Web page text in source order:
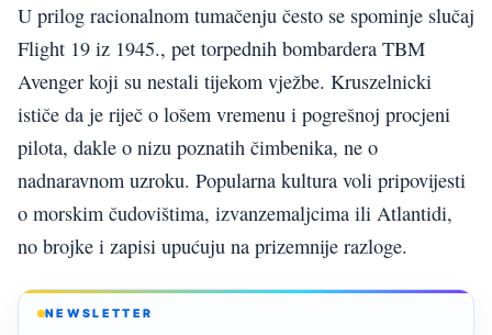
U prilog racionalnom tumačenju često se spominje slučaj
Flight 19 iz 1945., pet torpednih bombardera TBM
Avenger koji su nestali tijekom vježbe. Kruszelnicki
ističe da je riječ o lošem vremenu i pogrešnoj procjeni
pilota, dakle o nizu poznatih čimbenika, ne o
nadnaravnom uzroku. Popularna kultura voli pripovijesti
o morskim čudovištima, izvanzemaljcima ili Atlantidi,
no brojke i zapisi upućuju na prizemnije razloge.
NEWSLETTER